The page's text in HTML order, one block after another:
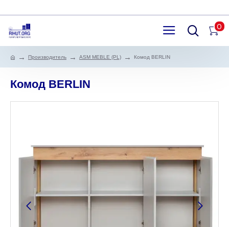
0
Производитель ASM MEBLE (PL) Комод BERLIN
Комод BERLIN